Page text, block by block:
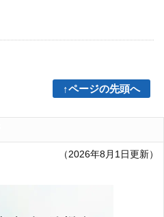
↑ページの先頭へ
（2026年8月1日更新）